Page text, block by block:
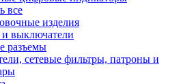
все
изделия
и выключатели
разъемы
сетевые фильтры, патроны и